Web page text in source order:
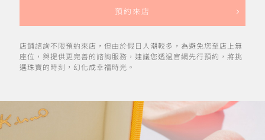
預約來店
店鋪諮詢不限預約來店，但由於假日人潮較多，為避免您至店上無
座位，與提供更完善的諮詢服務，建議您透過官網先行預約，將挑
選珠寶的時刻，幻化成幸福時光。